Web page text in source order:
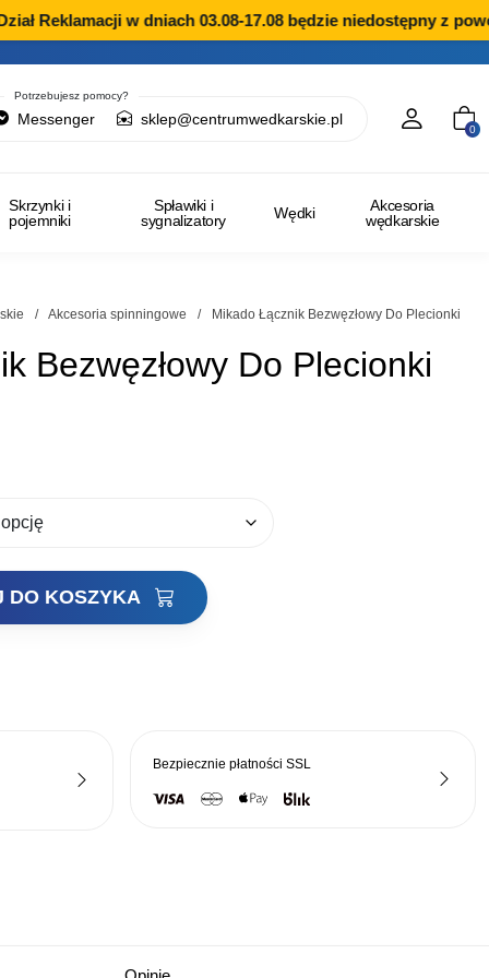
Reklamacji w dniach 03.08-17.08 będzie niedostępny z
Potrzebujesz pomocy?
Messenger sklep@centrumwedkarskie.pl
0
Skrzynki i
pojemniki
Spławiki i
sygnalizatory
Wędki
Akcesoria
wędkarskie
/ Akcesoria spinningowe / Mikado Łącznik Bezwęzłowy Do Plecionki
Bezwęzłowy Do Plecionki
DO KOSZYKA
Bezpiecznie płatnościSSL